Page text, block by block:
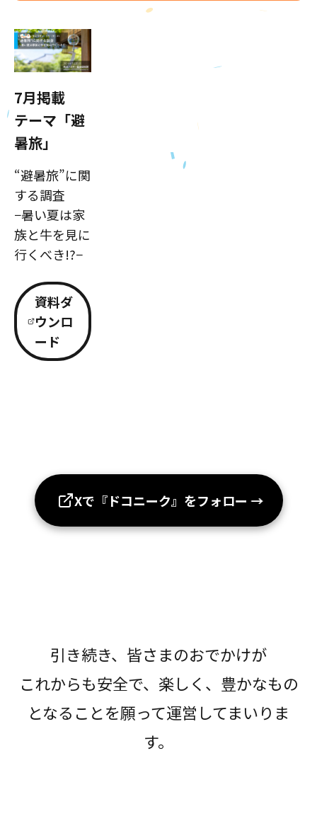
7月掲載
テーマ「避
暑旅」
“避暑旅”に関
する調査
−暑い夏は家
族と牛を見に
行くべき!?−
資料ダ
ウンロ
ード
Xで『ドコニーク』をフォロー →
引き続き、皆さまのおでかけが
これからも安全で、楽しく、豊かなもの
となることを願って運営してまいりま
す。